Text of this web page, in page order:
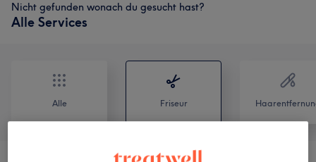
Nicht gefunden wonach du gesucht hast?
Alle Services
Alle Friseur